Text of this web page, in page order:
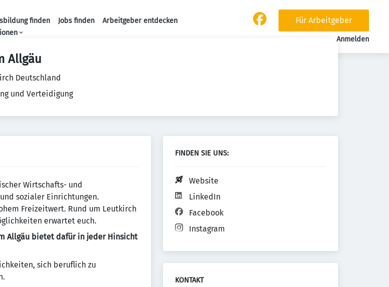
finden Jobs finden
Arbeitgeber entdecken
Für Arbeitgeber
Anmelden
Allgäu
Deutschland
und Verteidigung
Wirtschafts- und
sozialer Einrichtungen.
Freizeitwert. Rund um Leutkirch
erwartet euch.
Allgäu bietet dafür in jeder Hinsicht
sich beruflich zu
FINDEN SIE UNS:
Website
LinkedIn
Facebook
Instagram
KONTAKT